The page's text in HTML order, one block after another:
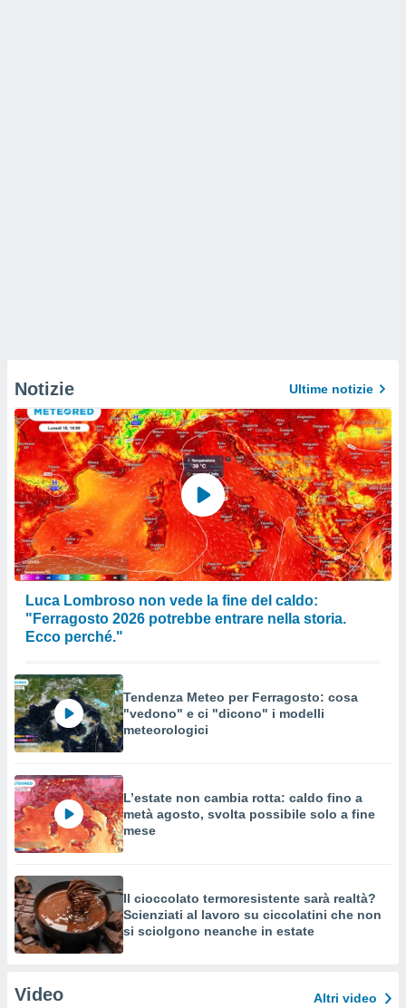
Notizie Ultime notizie
Luca Lombroso non vede la fine del caldo:
"Ferragosto 2026 potrebbe entrare nella storia.
Ecco perché."
Tendenza Meteo per Ferragosto: cosa
"vedono" e ci "dicono" i modelli
meteorologici
L’estate non cambia rotta: caldo fino a
metà agosto, svolta possibile solo a fine
mese
Il cioccolato termoresistente sarà realtà?
Scienziati al lavoro su ciccolatini che non
si sciolgono neanche in estate
Video Altri video